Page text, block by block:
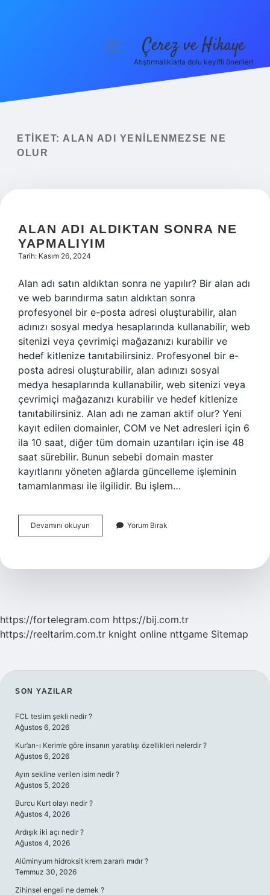
Yasal Uyarı
menüyü Çerez ve Hikaye
Atıştırmalıklarla dolu keyifli öneriler!
ETIKET: ALAN ADI YENILENMEZSE NE
OLUR
ALAN ADI ALDIKTAN SONRA NE
YAPMALIYIM
Tarih: Kasım 26, 2024
Alan adı satın aldıktan sonra ne yapılır? Bir alan adı
ve web barındırma satın aldıktan sonra
profesyonel bir e-posta adresi oluşturabilir, alan
adınızı sosyal medya hesaplarında kullanabilir, web
sitenizi veya çevrimiçi mağazanızı kurabilir ve
hedef kitlenize tanıtabilirsiniz. Profesyonel bir e-
posta adresi oluşturabilir, alan adınızı sosyal
medya hesaplarında kullanabilir, web sitenizi veya
çevrimiçi mağazanızı kurabilir ve hedef kitlenize
tanıtabilirsiniz. Alan adı ne zaman aktif olur? Yeni
kayıt edilen domainler, COM ve Net adresleri için 6
ila 10 saat, diğer tüm domain uzantıları için ise 48
saat sürebilir. Bunun sebebi domain master
kayıtlarını yöneten ağlarda güncelleme işleminin
tamamlanması ile ilgilidir. Bu işlem…
Devamını okuyun
Adı
Ne
Yorum Bırak
https://fortelegram.com https://bij.com.tr
https://reeltarim.com.tr knight online nttgame Sitemap
SIDEBAR
SON YAZILAR
FCL teslim şekli nedir ?
Ağustos 6, 2026
Kur’an-ı Kerim’e göre insanın yaratılışı özellikleri nelerdir ?
Ağustos 6, 2026
Ayın sekline verilen isim nedir ?
Ağustos 5, 2026
Burcu Kurt olayı nedir ?
Ağustos 4, 2026
Ardışık iki açı nedir ?
Ağustos 4, 2026
Alüminyum hidroksit krem zararlı mıdır ?
Temmuz 30, 2026
Zihinsel engeli ne demek ?